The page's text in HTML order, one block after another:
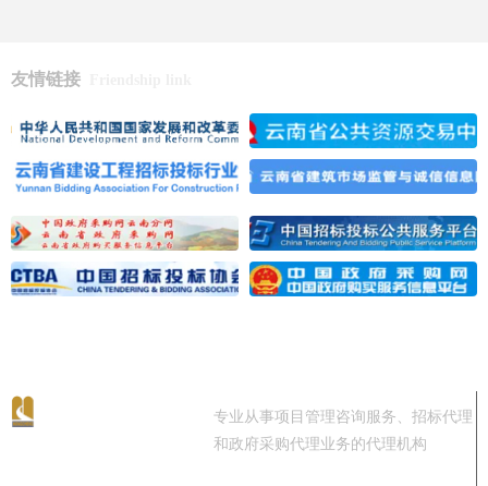
专业从事项目管理咨询服务、招标代理
和政府采购代理业务的代理机构
友情链接